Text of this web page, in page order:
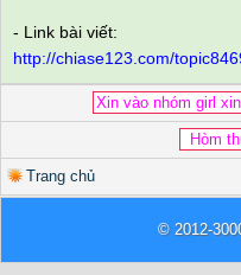
- Link bài viết:
http://chiase123.com/
Trang chủ
© 2012-